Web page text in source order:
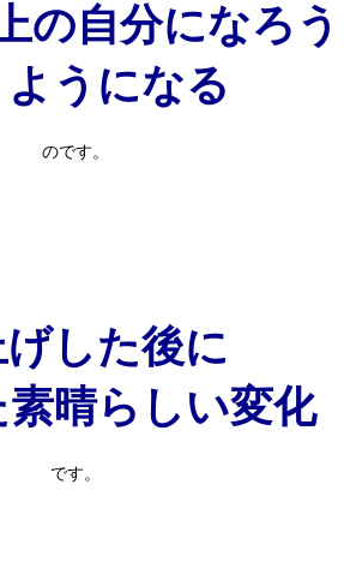
の自分になろ
うになる
のです。
した後に
晴らしい変化
です。